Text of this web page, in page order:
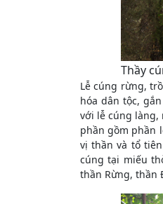
Thầy
Lễ cúng rừng,
hóa dân tộc,
với lễ cúng làng,
phần gồm phần
vị thần và tổ
cúng tại miếu
thần Rừng, thần